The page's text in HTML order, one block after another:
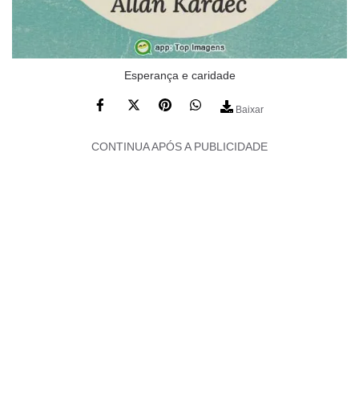
Esperança e caridade
Baixar
CONTINUA APÓS A PUBLICIDADE